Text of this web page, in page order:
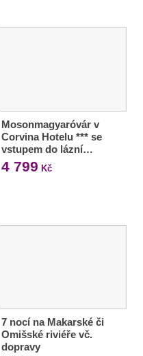
Mosonmagyaróvár v
Corvina Hotelu *** se
vstupem do lázní…
4 799 Kč
7 nocí na Makarské či
Omišské riviéře vč.
dopravy